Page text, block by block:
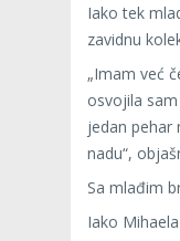
Iako tek
zavidnu
„Imam već
osvojila
jedan pehar
nadu“,
Sa mlađim
Iako